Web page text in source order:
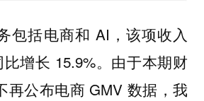
包括电商和 AI，该项收入
增长 15.9%。由于本期财
再公布电商 GMV 数据，我